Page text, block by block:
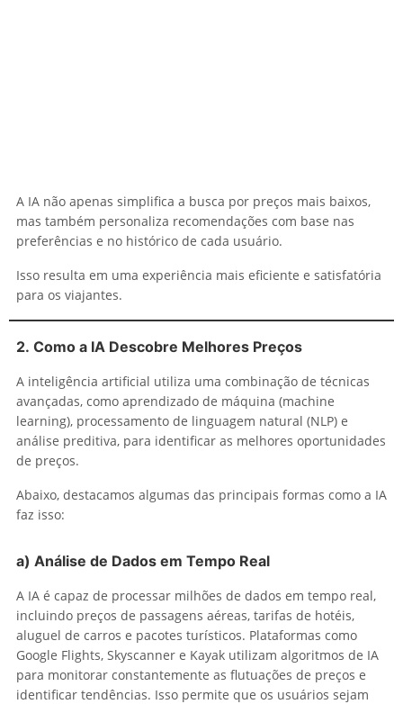
A IA não apenas simplifica a busca por preços mais baixos,
mas também personaliza recomendações com base nas
preferências e no histórico de cada usuário.
Isso resulta em uma experiência mais eficiente e satisfatória
para os viajantes.
2. Como a IA Descobre Melhores Preços
A inteligência artificial utiliza uma combinação de técnicas
avançadas, como aprendizado de máquina (machine
learning), processamento de linguagem natural (NLP) e
análise preditiva, para identificar as melhores oportunidades
de preços.
Abaixo, destacamos algumas das principais formas como a IA
faz isso:
a) Análise de Dados em Tempo Real
A IA é capaz de processar milhões de dados em tempo real,
incluindo preços de passagens aéreas, tarifas de hotéis,
aluguel de carros e pacotes turísticos. Plataformas como
Google Flights, Skyscanner e Kayak utilizam algoritmos de IA
para monitorar constantemente as flutuações de preços e
identificar tendências. Isso permite que os usuários sejam